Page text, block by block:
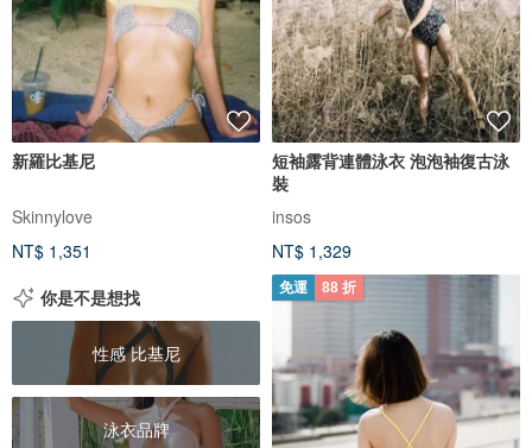
新羅比基尼
Skinnylove
NT$ 1,351
短袖露背連體泳衣 泡泡袖復古泳
裝
insos
NT$ 1,329
你是不是想找
性感 比基尼
泳衣品牌
免運 88 折